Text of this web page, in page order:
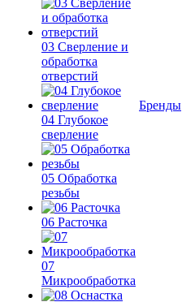
03 Сверление и
обработка
отверстий
04 Глубокое
сверление
05 Обработка
резьбы
06 Расточка
07
Микрообработка
Бренды